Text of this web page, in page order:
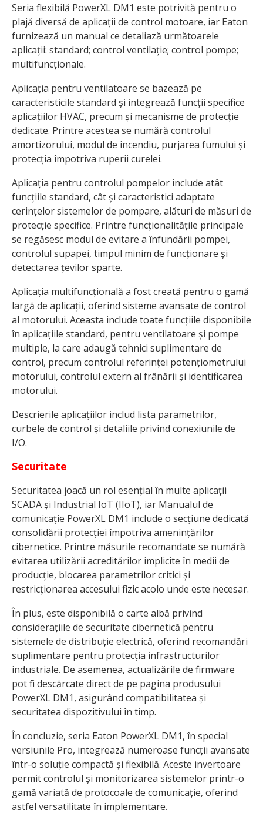
Seria flexibilă PowerXL DM1 este potrivită pentru o
plajă diversă de aplicații de control motoare, iar Eaton
furnizează un manual ce detaliază următoarele
aplicații: standard; control ventilație; control pompe;
multifuncționale.
Aplicația pentru ventilatoare se bazează pe
caracteristicile standard și integrează funcții specifice
aplicațiilor HVAC, precum și mecanisme de protecție
dedicate. Printre acestea se numără controlul
amortizorului, modul de incendiu, purjarea fumului și
protecția împotriva ruperii curelei.
Aplicația pentru controlul pompelor include atât
funcțiile standard, cât și caracteristici adaptate
cerințelor sistemelor de pompare, alături de măsuri de
protecție specifice. Printre funcționalitățile principale
se regăsesc modul de evitare a înfundării pompei,
controlul supapei, timpul minim de funcționare și
detectarea țevilor sparte.
Aplicația multifuncțională a fost creată pentru o gamă
largă de aplicații, oferind sisteme avansate de control
al motorului. Aceasta include toate funcțiile disponibile
în aplicațiile standard, pentru ventilatoare și pompe
multiple, la care adaugă tehnici suplimentare de
control, precum controlul referinței potențiometrului
motorului, controlul extern al frânării și identificarea
motorului.
Descrierile aplicațiilor includ lista parametrilor,
curbele de control și detaliile privind conexiunile de
I/O.
Securitate
Securitatea joacă un rol esențial în multe aplicații
SCADA și Industrial IoT (IIoT), iar Manualul de
comunicație PowerXL DM1 include o secțiune dedicată
consolidării protecției împotriva amenințărilor
cibernetice. Printre măsurile recomandate se numără
evitarea utilizării acreditărilor implicite în medii de
producție, blocarea parametrilor critici și
restricționarea accesului fizic acolo unde este necesar.
În plus, este disponibilă o carte albă privind
considerațiile de securitate cibernetică pentru
sistemele de distribuție electrică, oferind recomandări
suplimentare pentru protecția infrastructurilor
industriale. De asemenea, actualizările de firmware
pot fi descărcate direct de pe pagina produsului
PowerXL DM1, asigurând compatibilitatea și
securitatea dispozitivului în timp.
În concluzie, seria Eaton PowerXL DM1, în special
versiunile Pro, integrează numeroase funcții avansate
într-o soluție compactă și flexibilă. Aceste invertoare
permit controlul și monitorizarea sistemelor printr-o
gamă variată de protocoale de comunicație, oferind
astfel versatilitate în implementare.